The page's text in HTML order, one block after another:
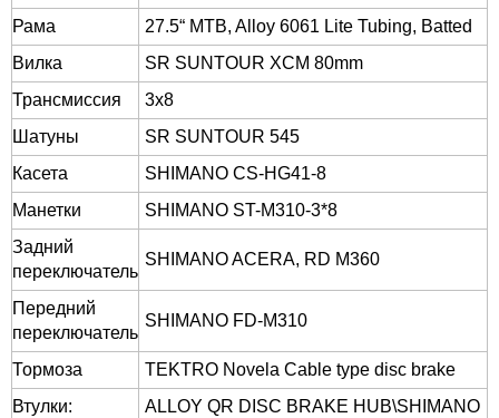
Рама
27.5“ MTB, Alloy 6061 Lite Tubing, Batted
Вилка
SR SUNTOUR XCM 80mm
Трансмиссия
3x8
Шатуны
SR SUNTOUR 545
Касета
SHIMANO CS-HG41-8
Манетки
SHIMANO ST-M310-3*8
Задний
переключатель
SHIMANO ACERA, RD M360
Передний
переключатель
SHIMANO FD-M310
Тормоза
TEKTRO Novela Cable type disc brake
Втулки:
ALLOY QR DISC BRAKE HUB\SHIMANO